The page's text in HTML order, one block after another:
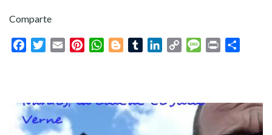
Comparte
FacebookTwitterEmail PinterestWhatsAppBloggerTumblrLinkedIn
Copy
Message
Print